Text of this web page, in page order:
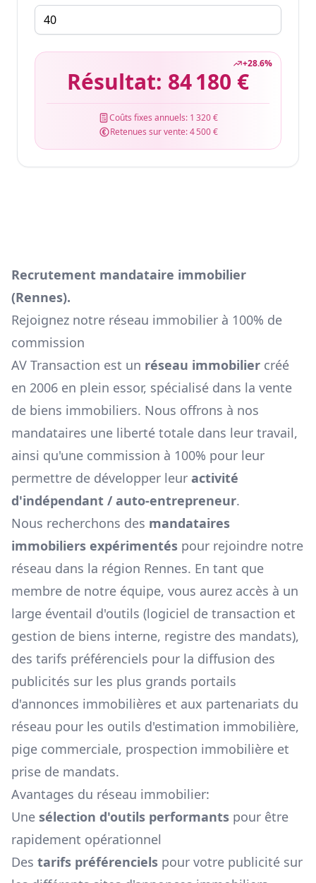
+28.6%
Résultat: 84 180 €
Coûts fixes annuels: 1 320 €
Retenues sur vente:4 500 €
Recrutement mandataire immobilier
(Rennes).
Rejoignez notre réseau immobilier à 100% de
commission
AV Transaction est un réseau immobilier créé
en 2006 en plein essor, spécialisé dans la vente
de biens immobiliers. Nous offrons à nos
mandataires une liberté totale dans leur travail,
ainsi qu'une commission à 100% pour leur
permettre de développer leur activité
d'indépendant / auto-entrepreneur.
Nous recherchons des mandataires
immobiliers expérimentés pour rejoindre notre
réseau dans la région Rennes. En tant que
membre de notre équipe, vous aurez accès à un
large éventail d'outils (logiciel de transaction et
gestion de biens interne, registre des mandats),
des tarifs préférenciels pour la diffusion des
publicités sur les plus grands portails
d'annonces immobilières et aux partenariats du
réseau pour les outils d'estimation immobilière,
pige commerciale, prospection immobilière et
prise de mandats.
Avantages du réseau immobilier:
Une sélection d'outils performants pour être
rapidement opérationnel
Des tarifs préférenciels pour votre publicité sur